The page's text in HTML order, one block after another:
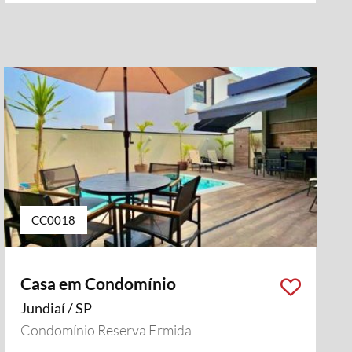
CC0018
Casa em Condomínio
Jundiaí / SP
Condomínio Reserva Ermida